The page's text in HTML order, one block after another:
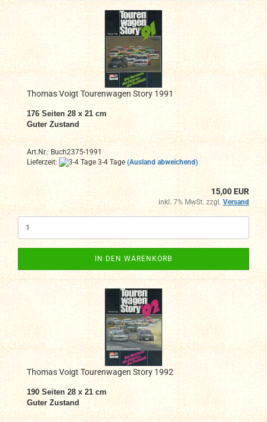
Thomas Voigt Tourenwagen Story 1991
176 Seiten 28 x 21 cm
Guter Zustand
Art.Nr.: Buch2375-1991
Lieferzeit:
3-4 Tage (Ausland abweichend)
15,00 EUR
inkl. 7% MwSt. zzgl. Versand
IN DEN WARENKORB
Thomas Voigt Tourenwagen Story 1992
190 Seiten 28 x 21 cm
Guter Zustand